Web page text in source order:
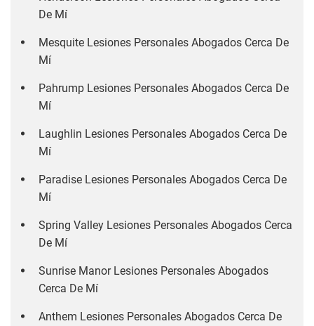
De Mí
Mesquite Lesiones Personales Abogados Cerca De
Mí
Pahrump Lesiones Personales Abogados Cerca De
Mí
Laughlin Lesiones Personales Abogados Cerca De
Mí
Paradise Lesiones Personales Abogados Cerca De
Mí
Spring Valley Lesiones Personales Abogados Cerca
De Mí
Sunrise Manor Lesiones Personales Abogados
Cerca De Mí
Anthem Lesiones Personales Abogados Cerca De